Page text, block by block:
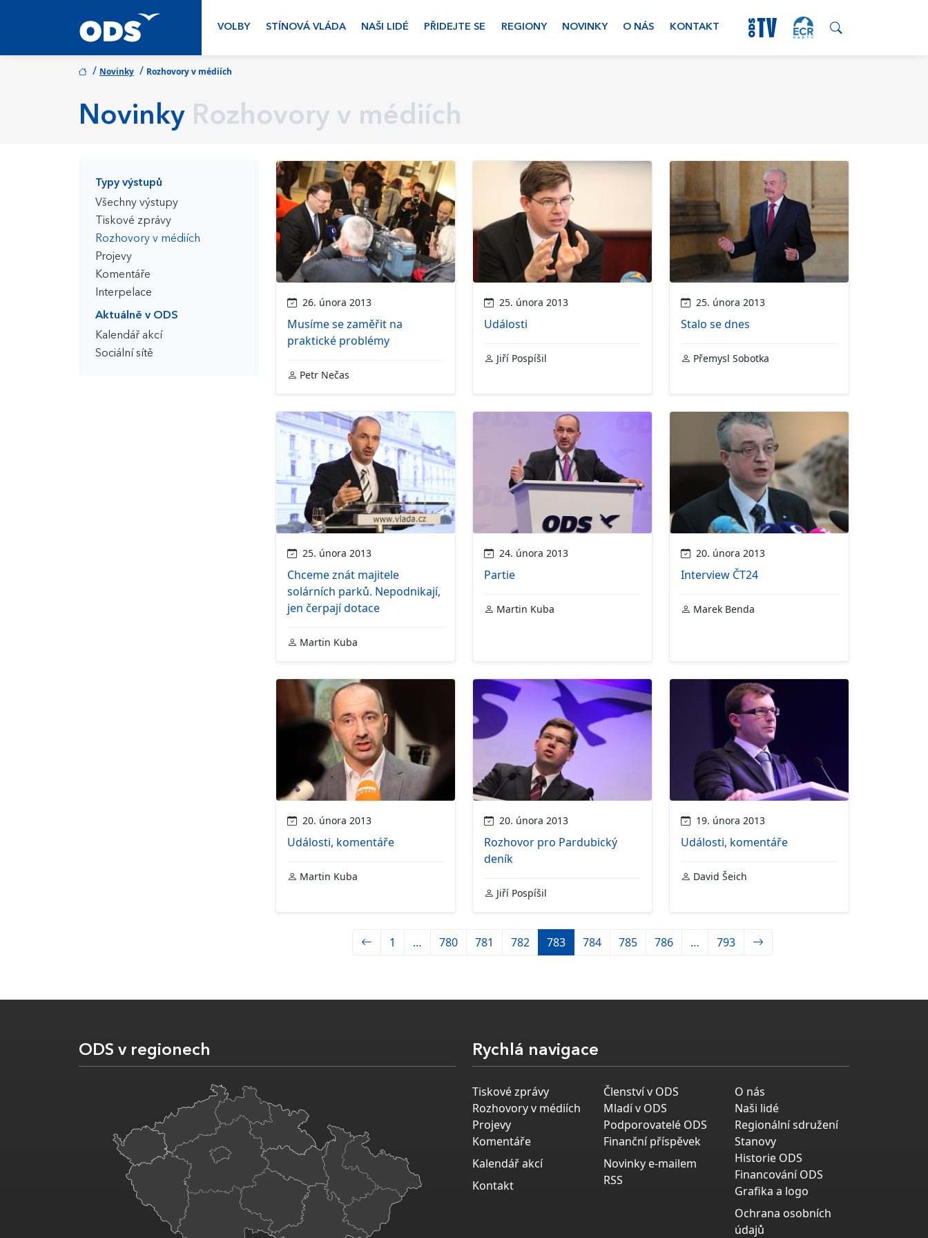
VOLBY STÍNOVÁ VLÁDA NAŠI LIDÉ PŘIDEJTE SE REGIONY NOVINKY O NÁS KONTAKT
/ Novinky / Rozhovory v médiích
Novinky Rozhovory v médiích
Typy výstupů
Všechny výstupy
Tiskové zprávy
Rozhovory v médiích
Projevy
Komentáře
Interpelace
Aktuálně v ODS
Kalendář akcí
Sociální sítě
26. února 2013
Musíme se zaměřit na
praktické problémy
Petr Nečas
25. února 2013
Události
Jiří Pospíšil
25. února 2013
Stalo se dnes
Přemysl Sobotka
25. února 2013
Chceme znát majitele
solárních parků. Nepodnikají,
jen čerpají dotace
Martin Kuba
24. února 2013
Partie
Martin Kuba
20. února 2013
Interview ČT24
Marek Benda
20. února 2013
Události, komentáře
Martin Kuba
20. února 2013
Rozhovor pro Pardubický
deník
Jiří Pospíšil
19. února 2013
Události, komentáře
David Šeich
1 … 780 781 782 783 784 785 786 … 793
ODS v regionech Rychlá navigace
Tiskové zprávy
Rozhovory v médiích
Projevy
Komentáře
Kalendář akcí
Kontakt
Členství v ODS
Mladí v ODS
Podporovatelé ODS
Finanční příspěvek
Novinky e-mailem
RSS
O nás
Naši lidé
Regionální sdružení
Stanovy
Historie ODS
Financování ODS
Grafika a logo
Ochrana osobních
údajů